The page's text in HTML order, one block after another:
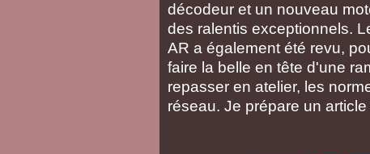
décodeur et un nouveau
des ralentis exceptionnels.
AR a également été revu,
faire la belle en tête d'une
repasser en atelier, les
réseau. Je prépare un